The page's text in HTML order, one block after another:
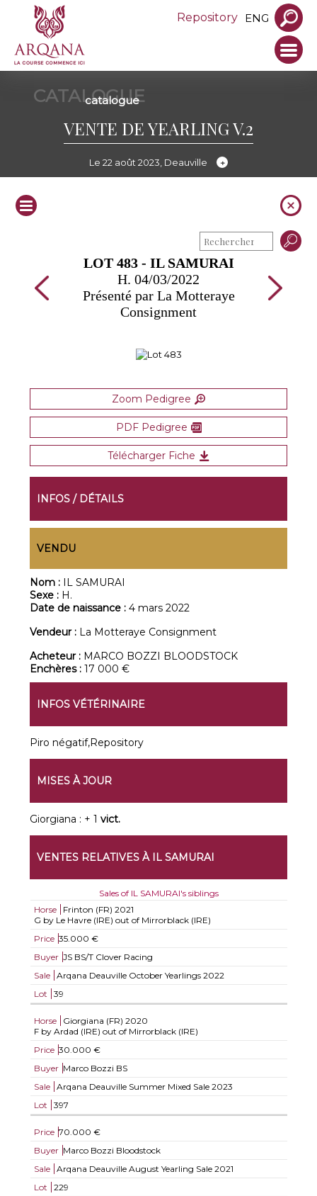
Repository ENG
CATALOGUE
catalogue
VENTE DE YEARLING V.2
Le 22 août 2023, Deauville
LOT 483 - IL SAMURAI
H. 04/03/2022
Présenté par La Motteraye
Consignment
Zoom Pedigree
PDF Pedigree
Télécharger Fiche
INFOS / DÉTAILS
VENDU
Nom : IL SAMURAI
Sexe : H.
Date de naissance :4 mars 2022
Vendeur : La Motteraye Consignment
Acheteur : MARCO BOZZI BLOODSTOCK
Enchères :17 000 €
INFOS VÉTÉRINAIRE
Piro négatif,Repository
MISES À JOUR
Giorgiana : + 1vict.
VENTES RELATIVES À IL SAMURAI
Sales of IL SAMURAI's siblings
Horse
Frinton (FR) 2021
G by Le Havre (IRE) out of Mirrorblack (IRE)
Price 35.000 €
Buyer JS BS/T Clover Racing
Sale
Arqana Deauville October Yearlings 2022
Lot
39
Horse Giorgiana (FR) 2020
F by Ardad (IRE) out of Mirrorblack (IRE)
Price 30.000 €
Buyer Marco Bozzi BS
Sale
Arqana Deauville Summer Mixed Sale 2023
Lot
397
Price 70.000 €
Buyer Marco Bozzi Bloodstock
Sale
Arqana Deauville August Yearling Sale 2021
Lot
229